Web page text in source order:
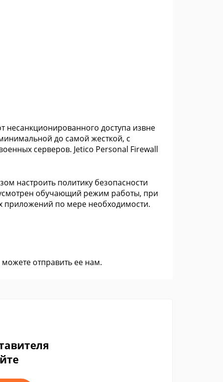
несанкционированного доступа извне
до самой жесткой, с
серверов. Jetico Personal Firewall
настроить политику безопасности
обучающий режим работы, при
приложений по мере необходимости.
можете отправить ее нам.